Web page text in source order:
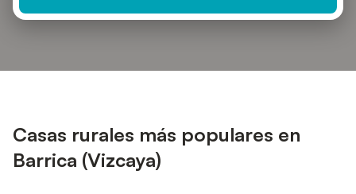
Casas rurales más populares en
Barrica (Vizcaya)